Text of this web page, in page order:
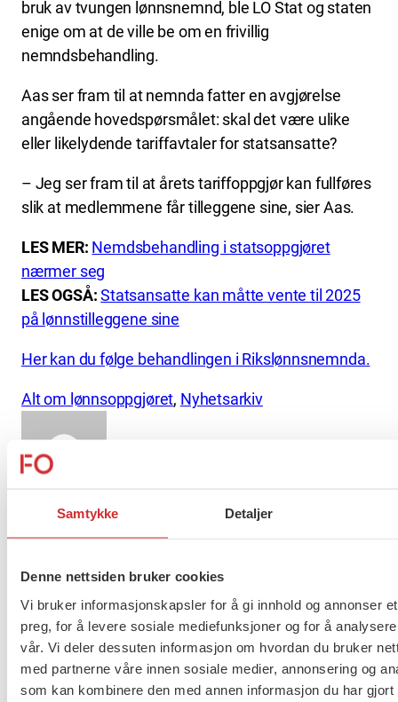
Samtykke Detaljer
Denne nettsiden bruker cookies
Vi bruker informasjonskapsler for å gi innhold og annonser
preg, for å levere sosiale mediefunksjoner og for å
vår. Vi deler dessuten informasjon om hvordan du bruker
med partnerne våre innen sosiale medier, annonsering og
som kan kombinere den med annen informasjon du har gjort
bruk av tvungen lønnsnemnd, ble LO Stat og staten
enige om at de ville be om en frivillig
nemndsbehandling.
Aas ser fram til at nemnda fatter en avgjørelse
angående hovedspørsmålet: skal det være ulike
eller likelydende tariffavtaler for statsansatte?
– Jeg ser fram til at årets tariffoppgjør kan fullføres
slik at medlemmene får tilleggene sine, sier Aas.
LES MER: Nemdsbehandling i statsoppgjøret
nærmer seg
LES OGSÅ: Statsansatte kan måtte vente til 2025
på lønnstilleggene sine
Her kan du følge behandlingen i Rikslønnsnemnda.
Alt om lønnsoppgjøret, Nyhetsarkiv
13 november, 2024 09:59 Sist oppdatert:
Flere saker
Taushetsplikt og personvern